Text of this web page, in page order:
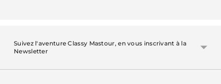
Suivez l'aventure Classy Mastour, en vous inscrivant à la
Newsletter